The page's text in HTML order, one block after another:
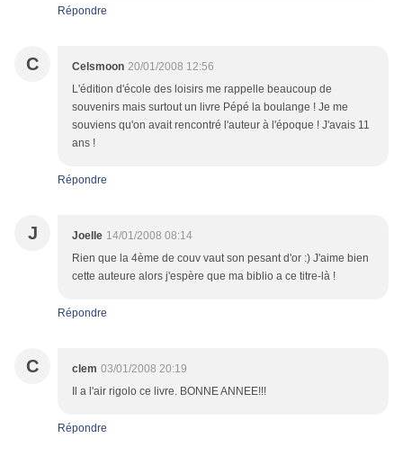
Répondre
C Celsmoon 20/01/2008 12:56
L'édition d'école des loisirs me rappelle beaucoup de
souvenirs mais surtout un livre Pépé la boulange ! Je me
souviens qu'on avait rencontré l'auteur à l'époque ! J'avais 11
ans !
Répondre
J Joelle 14/01/2008 08:14
Rien que la 4ème de couv vaut son pesant d'or :) J'aime bien
cette auteure alors j'espère que ma biblio a ce titre-là !
Répondre
C clem 03/01/2008 20:19
Il a l'air rigolo ce livre. BONNE ANNEE!!!
Répondre